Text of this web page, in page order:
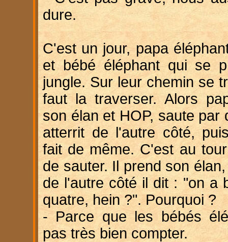
dure.
C'est un jour, papa
et bébé éléphant qui se
jungle. Sur leur chemin se
faut la traverser. Alors
son élan et HOP, saute par
atterrit de l'autre côté,
fait de même. C'est au
de sauter. Il prend son
de l'autre côté il dit : "on a
quatre, hein ?". Pourquoi ?
- Parce que les bébés
pas très bien compter.